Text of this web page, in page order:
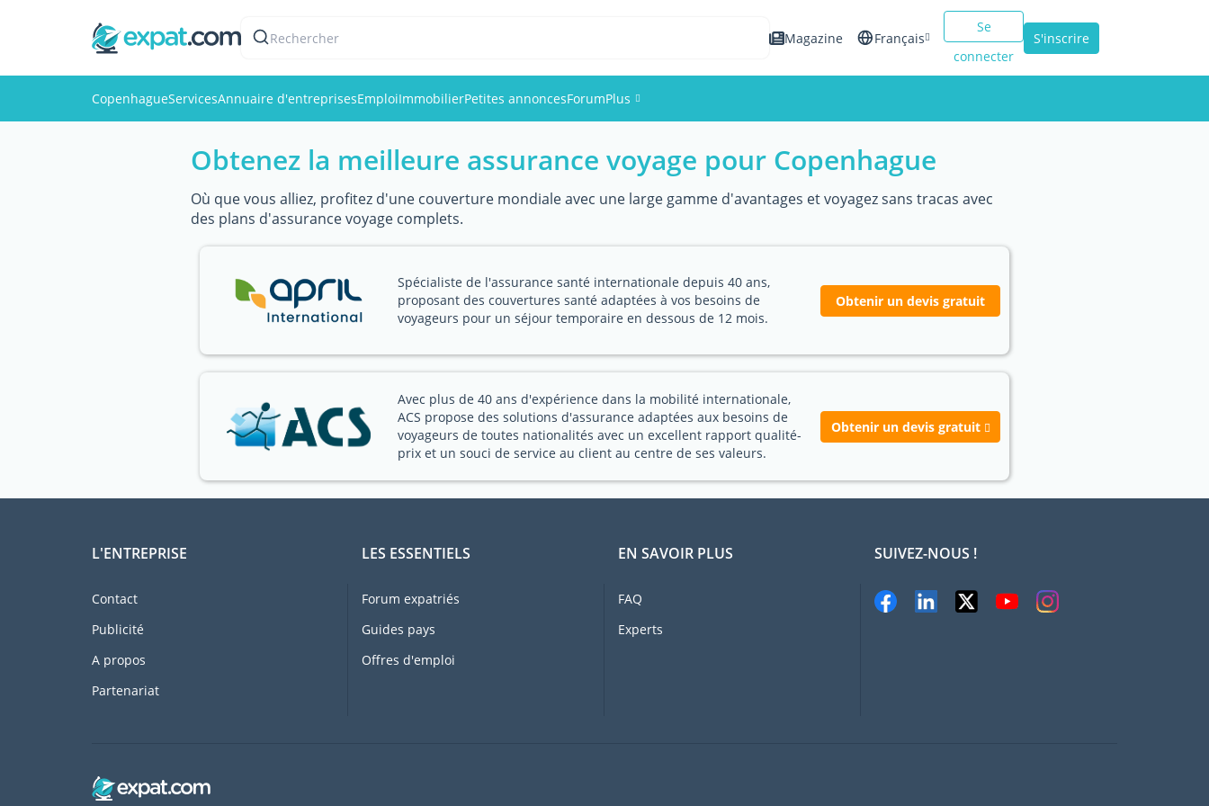
Rechercher Magazine Français
Italiano
Se
connecter
S'inscrire
CopenhagueServicesAnnuaire d'entreprisesEmploiImmobilierPetites annoncesForumPlus
Événements
Membres
Obtenez la meilleure assurance voyage pour Copenhague
Où que vous alliez, profitez d'une couverture mondiale avec une large gamme d'avantages et voyagez sans tracas avec
des plans d'assurance voyage complets.
Spécialiste de l'assurance santé internationale depuis 40 ans,
proposant des couvertures santé adaptées à vos besoins de
voyageurs pour un séjour temporaire en dessous de 12 mois.
Obtenir un devis gratuit
Avec plus de 40 ans d'expérience dans la mobilité internationale,
ACS propose des solutions d'assurance adaptées aux besoins de
voyageurs de toutes nationalités avec un excellent rapport qualité-
prix et un souci de service au client au centre de ses valeurs.
Obtenir un devis gratuit
L'ENTREPRISE
Contact
Publicité
A propos
Partenariat
LES ESSENTIELS
Forum expatriés
Guides pays
Offres d'emploi
EN SAVOIR PLUS
FAQ
Experts
SUIVEZ-NOUS !